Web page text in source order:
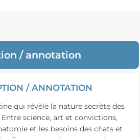
/ annotation
/ ANNOTATION
qui révèle la nature secrète des
science, art et convictions,
et les besoins des chats et